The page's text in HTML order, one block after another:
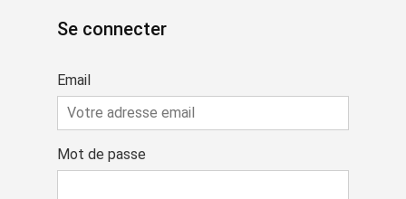
Se connecter
Email
Mot de passe